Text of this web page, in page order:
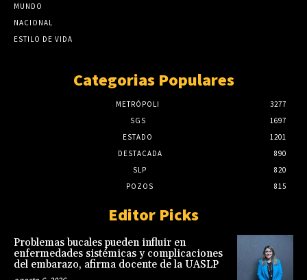
MUNDO
NACIONAL
ESTILO DE VIDA
Categorias Populares
METRÓPOLI
3277
SGS
1697
ESTADO
1201
DESTACADA
890
SLP
820
POZOS
815
Editor Picks
Problemas bucales pueden influir en
enfermedades sistémicas y complicaciones
del embarazo, afirma docente de la UASLP